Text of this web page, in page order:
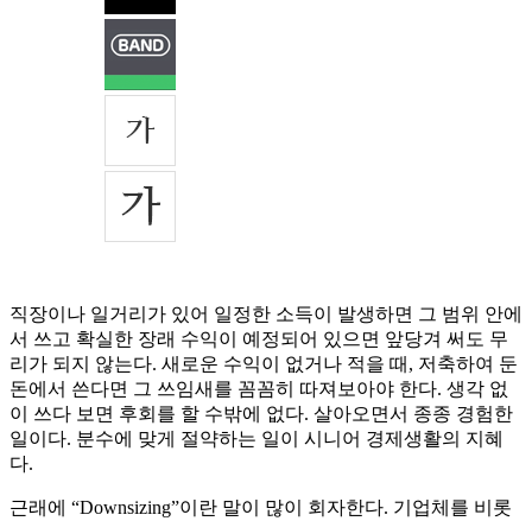
직장이나 일거리가 있어 일정한 소득이 발생하면 그 범위 안에
서 쓰고 확실한 장래 수익이 예정되어 있으면 앞당겨 써도 무
리가 되지 않는다. 새로운 수익이 없거나 적을 때, 저축하여 둔
돈에서 쓴다면 그 쓰임새를 꼼꼼히 따져보아야 한다. 생각 없
이 쓰다 보면 후회를 할 수밖에 없다. 살아오면서 종종 경험한
일이다. 분수에 맞게 절약하는 일이 시니어 경제생활의 지혜
다.
근래에 “Downsizing”이란 말이 많이 회자한다. 기업체를 비롯